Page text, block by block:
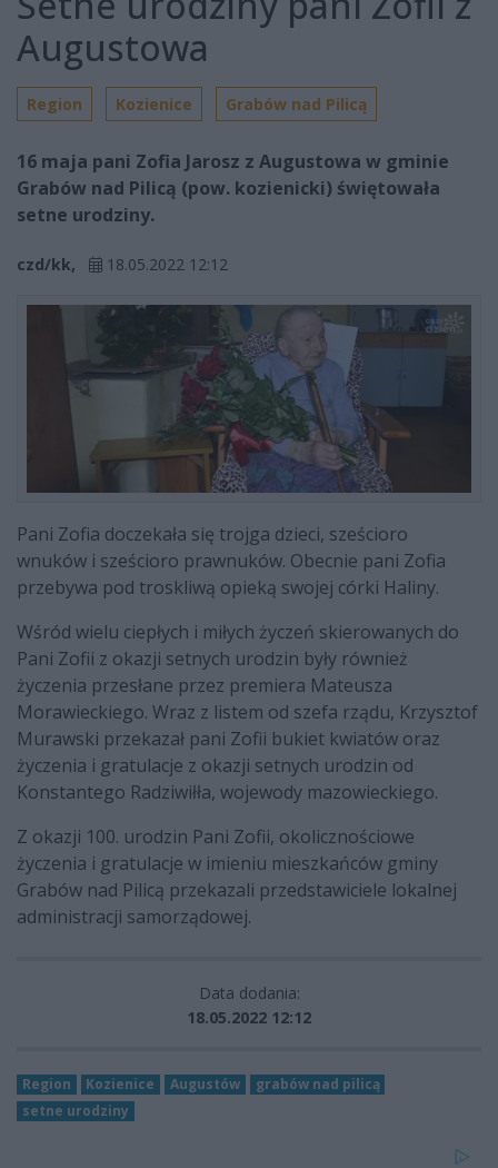
Augustowa
Region Kozienice Grabów nad Pilicą
16 maja pani Zofia Jarosz z Augustowa w gminie
Grabów nad Pilicą (pow. kozienicki) świętowała
setne urodziny.
czd/kk, 18.05.2022 12:12
Pani Zofia doczekała się trojga dzieci, sześcioro
wnuków i sześcioro prawnuków. Obecnie pani Zofia
przebywa pod troskliwą opieką swojej córki Haliny.
Wśród wielu ciepłych i miłych życzeń skierowanych do
Pani Zofii z okazji setnych urodzin były również
życzenia przesłane przez premiera Mateusza
Morawieckiego. Wraz z listem od szefa rządu, Krzysztof
Murawski przekazał pani Zofii bukiet kwiatów oraz
życzenia i gratulacje z okazji setnych urodzin od
Konstantego Radziwiłła, wojewody mazowieckiego.
Z okazji 100. urodzin Pani Zofii, okolicznościowe
życzenia i gratulacje w imieniu mieszkańców gminy
Grabów nad Pilicą przekazali przedstawiciele lokalnej
administracji samorządowej.
Data dodania:
18.05.2022 12:12
Region Kozienice Augustów
grabów nad pilicą
setne urodziny